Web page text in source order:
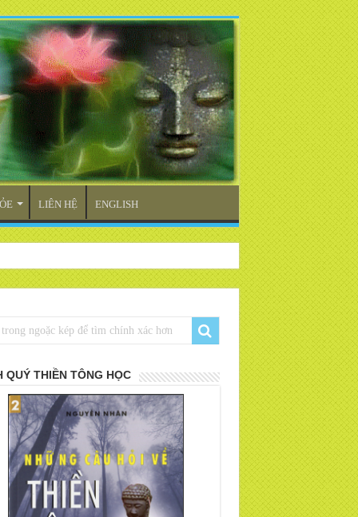
LIÊN HỆ ENGLISH
QUÝ THIỀN TÔNG HỌC